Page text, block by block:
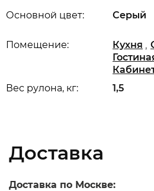
Вес рулона, кг: 1,5
Основной цвет: Серый
Помещение: Кухня ,
Доставка
Доставка по Москве: